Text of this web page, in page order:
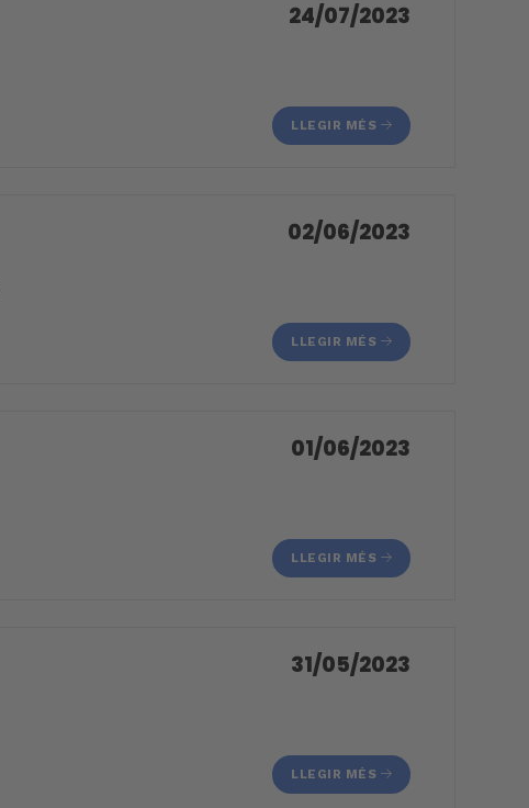
24/07/2023
LLEGIR MÉS
02/06/2023
LLEGIR MÉS
01/06/2023
LLEGIR MÉS
31/05/2023
LLEGIR MÉS